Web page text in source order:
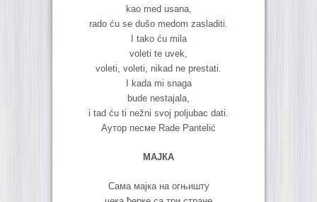
kao med usana,
rado ću se dušo medom zasladiti.
I tako ću mila
voleti te uvek,
voleti, voleti, nikad ne prestati.
I kada mi snaga
bude nestajala,
i tad ću ti nežni svoj poljubac dati.
Аутор песме Rade Pantelić
МАЈКА
Сама мајка на огњишту